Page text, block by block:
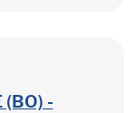
(BO) -